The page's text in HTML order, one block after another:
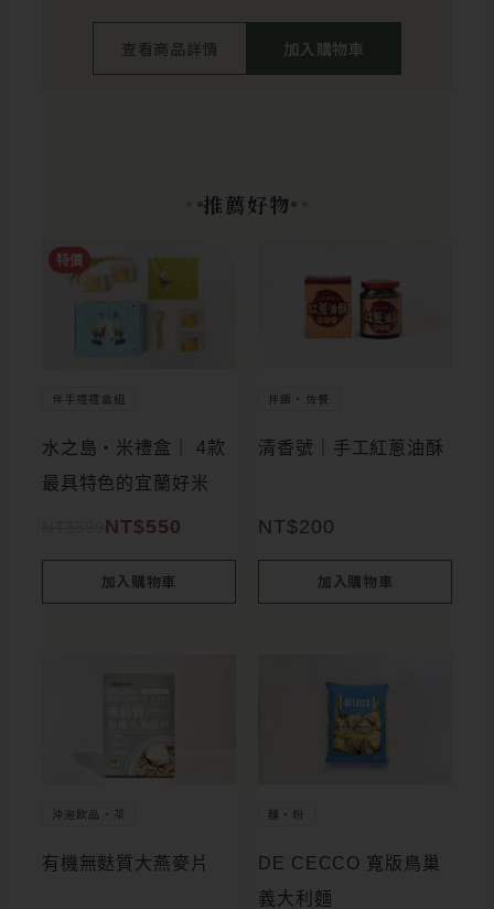
查看商品詳情 加入購物車
推薦好物
伴手禮禮盒組
特價
水之島‧米禮盒｜ 4款
最具特色的宜蘭好米
原始價格：NT$599。
NT$550
目前價格：NT$550。
加入購物車
拌飯・佐餐
清香號｜手工紅蔥油酥
NT$200
加入購物車
沖泡飲品・茶
有機無麩質大燕麥片
麵・粉
DE CECCO 寬版鳥巢
義大利麵